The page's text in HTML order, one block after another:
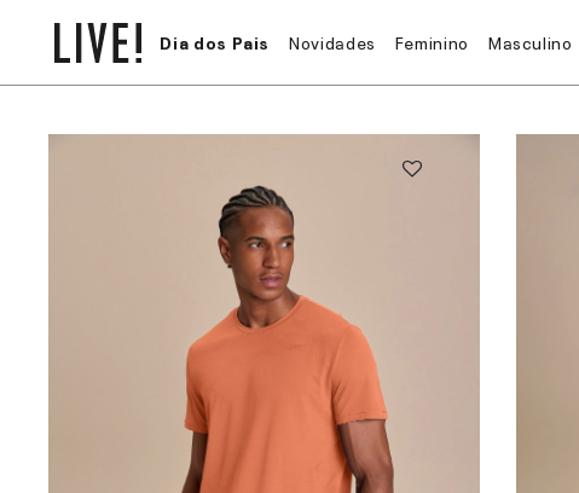
Dia dos Pais Novidades Feminino Masculino